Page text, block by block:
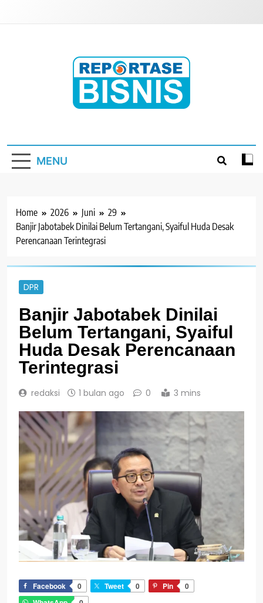
MENU
Home 2026 Juni
29
Banjir Jabotabek Dinilai Belum Tertangani, Syaiful Huda Desak
Perencanaan Terintegrasi
DPR
Banjir Jabotabek Dinilai
Belum Tertangani, Syaiful
Huda Desak Perencanaan
Terintegrasi
redaksi 1 bulan ago 0 3 mins
Facebook 0 Tweet 0 Pin
0